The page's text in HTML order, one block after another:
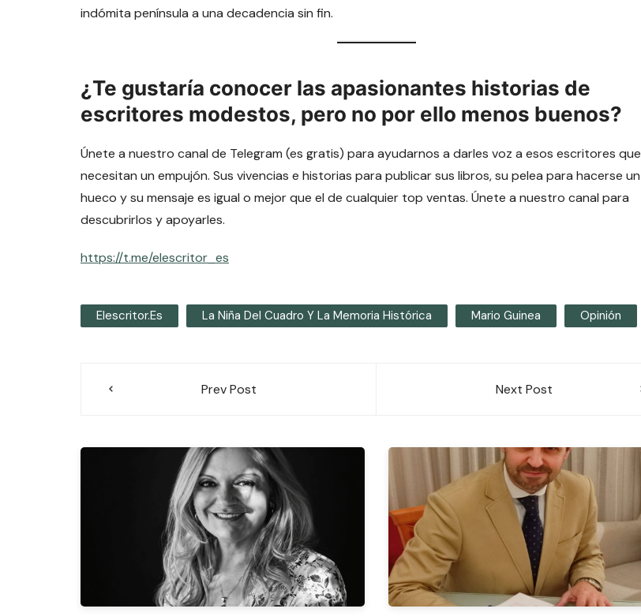
indómita península a una decadencia sin fin.
¿Te gustaría conocer las apasionantes historias de
escritores modestos, pero no por ello menos buenos?
Únete a nuestro canal de Telegram (es gratis) para ayudarnos a darles voz a esos escritores que
necesitan un empujón. Sus vivencias e historias para publicar sus libros, su pelea para hacerse un
hueco y su mensaje es igual o mejor que el de cualquier top ventas. Únete a nuestro canal para
descubrirlos y apoyarles.
https://t.me/elescritor_es
Elescritor.es La Niña Del Cuadro Y La Memoria Histórica Mario Guinea Opinión
Prev Post Next Post